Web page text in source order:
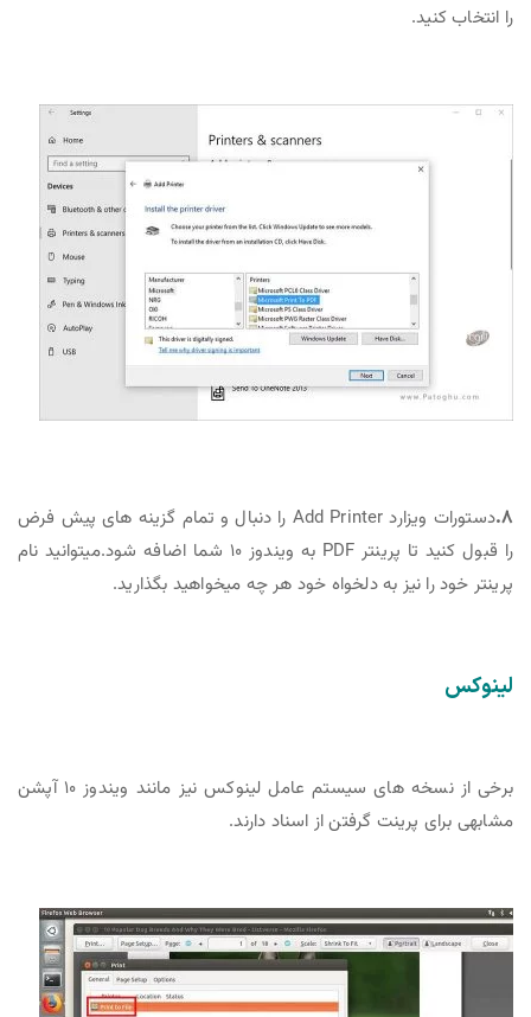
را انتخاب کنید.
۸.
دستورات ویزارد Add Printer را دنبال و تمام گزینه های پیش فرض
را قبول کنید تا پرینتر PDF به ویندوز ۱۰ شما اضافه شود.میتوانید نام
پرینتر خود را نیز به دلخواه خود هر چه میخواهید بگذارید.
لینوکس
برخی از نسخه های سیستم عامل لینوکس نیز مانند ویندوز ۱۰ آپشن
مشابهی برای پرینت گرفتن از اسناد دارند.